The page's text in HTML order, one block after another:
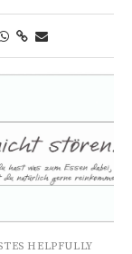
HELPFULLY